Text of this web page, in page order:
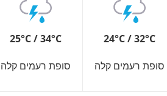
25°C / 34°C
סופת רעמים קלה
24°C / 32°C
סופת רעמים קלה